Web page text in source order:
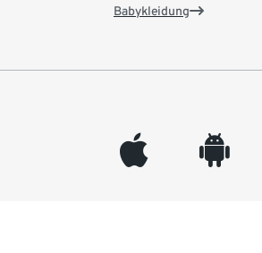
Babykleidung
appleinc android